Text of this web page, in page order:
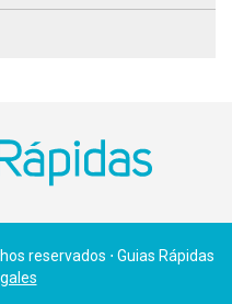
reservados ⋅ Guias Rápidas